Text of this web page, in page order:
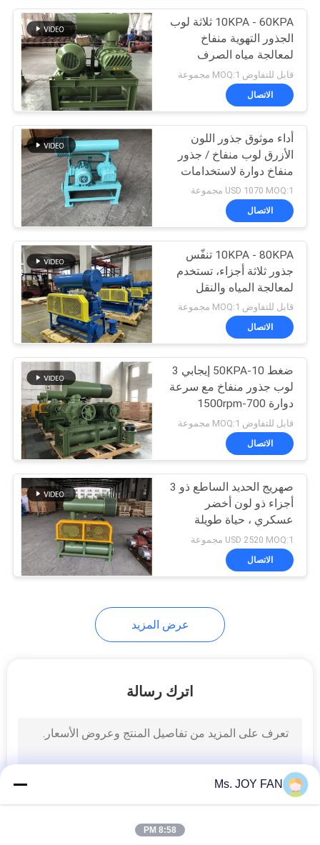
مصفف المسامير
30
منفاخ الهواء
17
منفاخ تحمل
مغناطيسي
14
FRP مروحة هواء
مروحة
1
BIO Filter Media
10KPA - 60KPA ثلاثة لوب
الجذور التهوية منفاخ
لمعالجة مياه الصرف
الصحي
قابل للتفاوض MOQ:1 مجموعة
الاتصال
أداء موثوق جذور اللون
الأزرق لوب منفاخ / جذور
منفاخ دوارة لاستخدامات
مختلفة
USD 1070 MOQ:1 مجموعة
الاتصال
10KPA - 80KPA تنفّس
جذور ثلاثة أجزاء، تستخدم
لمعالجة المياه والنقل
الهوائي
قابل للتفاوض MOQ:1 مجموعة
الاتصال
ضغط 10-50KPA إيجابي 3
لوب جذور منفاخ مع سرعة
دوارة 700-1500rpm
قابل للتفاوض MOQ:1 مجموعة
الاتصال
صهريج الحديد الساطع ذو 3
أجزاء ذو لون أخضر
عسكري ، حياة طويلة
USD 2520 MOQ:1 مجموعة
الاتصال
عرض المزيد
اترك رسالة
Ms. JOY FAN
8:58 PM